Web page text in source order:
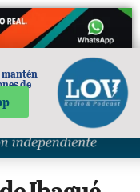
de